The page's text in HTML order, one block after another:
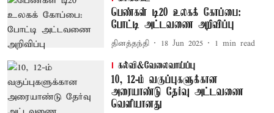
பெண்கள் டி20 உலகக் கோப்பை:
போட்டி அட்டவணை அறிவிப்பு
தினத்தந்தி 18 Jun 2025 1 min read
கல்வி&வேலைவாய்ப்பு
10, 12-ம் வகுப்புகளுக்கான
அரையாண்டு தேர்வு அட்டவணை
வெளியானது